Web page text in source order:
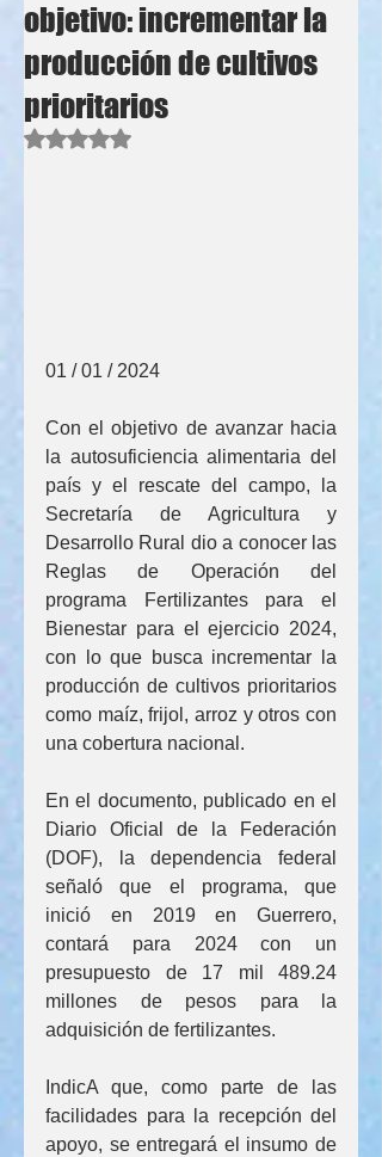
objetivo: incrementar la
producción de cultivos
prioritarios
Obtuvo NaN de 5 estrellas.
01 / 01 / 2024
Con el objetivo de avanzar hacia
la autosuficiencia alimentaria del
país y el rescate del campo, la
Secretaría de Agricultura y
Desarrollo Rural dio a conocer las
Reglas de Operación del
programa Fertilizantes para el
Bienestar para el ejercicio 2024,
con lo que busca incrementar la
producción de cultivos prioritarios
como maíz, frijol, arroz y otros con
una cobertura nacional.
En el documento, publicado en el
Diario Oficial de la Federación
(DOF), la dependencia federal
señaló que el programa, que
inició en 2019 en Guerrero,
contará para 2024 con un
presupuesto de 17 mil 489.24
millones de pesos para la
adquisición de fertilizantes.
IndicA que, como parte de las
facilidades para la recepción del
apoyo, se entregará el insumo de